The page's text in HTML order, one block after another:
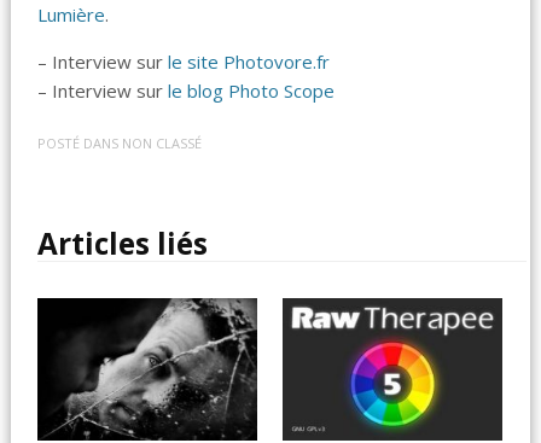
Lumière.
– Interview surle site Photovore.fr
– Interview surle blog Photo Scope
POSTÉ DANS NON CLASSÉ
Articles liés